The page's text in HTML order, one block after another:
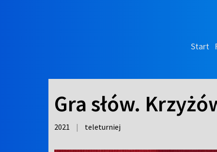
Start
Gra słów.
2021 | teleturniej